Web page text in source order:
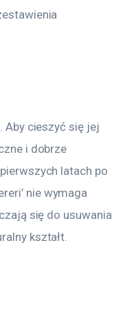
Aby cieszyć się jej
i dobrze
latach po
nie wymaga
się do usuwania
kształt.